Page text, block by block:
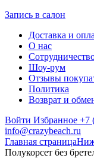
Запись в салон
Доставка и
О нас
Шоу-рум
Отзывы
Политика
Возврат и
Войти Избранное +7
info@crazybeach.ru
Главная страница
Полукорсет без